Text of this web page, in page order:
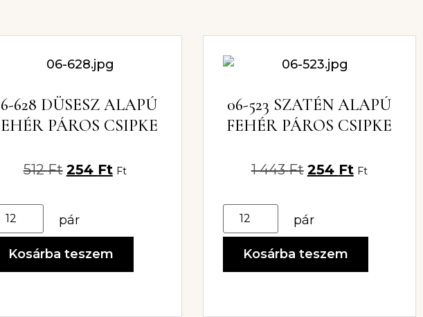
628 DÜSESZ ALAPÚ
PÁROS CSIPKE
512Ft 254 Ft Ft
pár
Kosárba teszem
06-523 SZATÉN ALAPÚ
FEHÉR PÁROS CSIPKE
1 443Ft 254 Ft Ft
pár
Kosárba teszem